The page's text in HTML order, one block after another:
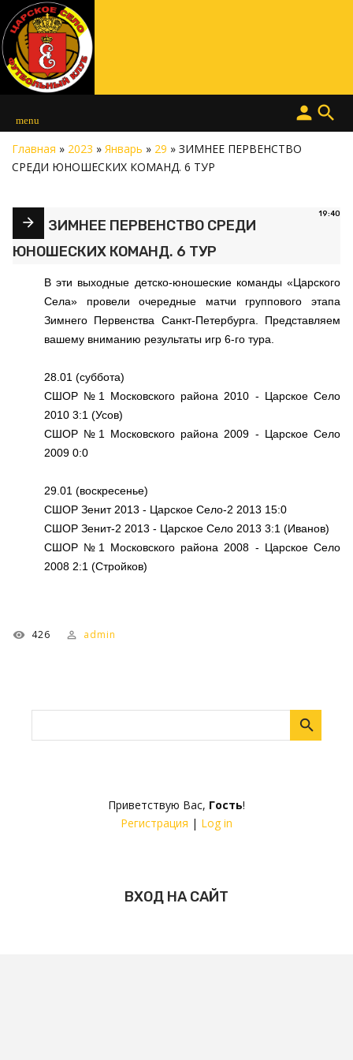
menu search
person
Приветствую Вас, Гость!
Регистрация | Log in
ВХОД НА САЙТ
Главная » 2023 » Январь » 29 » ЗИМНЕЕ ПЕРВЕНСТВО
СРЕДИ ЮНОШЕСКИХ КОМАНД. 6 ТУР
19:40
ЗИМНЕЕ ПЕРВЕНСТВО СРЕДИ
ЮНОШЕСКИХ КОМАНД. 6 ТУР
В эти выходные детско-юношеские команды «Царского
Села» провели очередные матчи группового этапа
Зимнего Первенства Санкт-Петербурга. Представляем
вашему вниманию результаты игр 6-го тура.
28.01 (суббота)
СШОР №1 Московского района 2010 - Царское Село
2010 3:1 (Усов)
СШОР №1 Московского района 2009 - Царское Село
2009 0:0
29.01 (воскресенье)
СШОР Зенит 2013 - Царское Село-2 2013 15:0
СШОР Зенит-2 2013 - Царское Село 2013 3:1 (Иванов)
СШОР №1 Московского района 2008 - Царское Село
2008 2:1 (Стройков)
426 admin